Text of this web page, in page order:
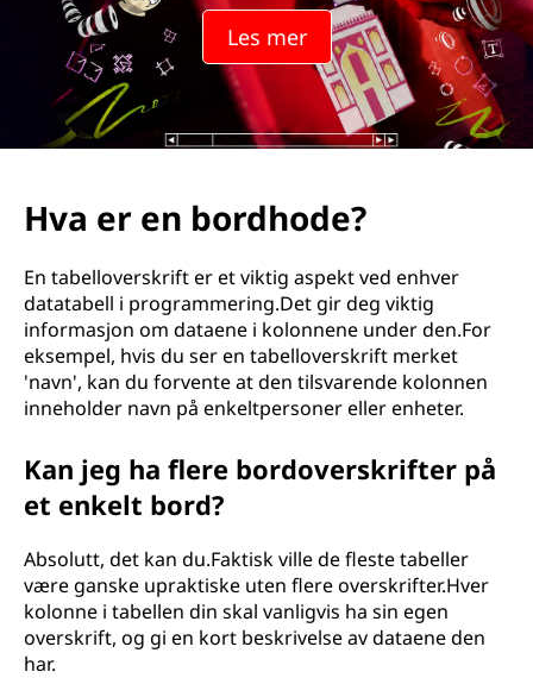
Les mer
Hva er en bordhode?
En tabelloverskrift er et viktig aspekt ved enhver
datatabell i programmering.Det gir deg viktig
informasjon om dataene i kolonnene under den.For
eksempel, hvis du ser en tabelloverskrift merket
'navn', kan du forvente at den tilsvarende kolonnen
inneholder navn på enkeltpersoner eller enheter.
Kan jeg ha flere bordoverskrifter på
et enkelt bord?
Absolutt, det kan du.Faktisk ville de fleste tabeller
være ganske upraktiske uten flere overskrifter.Hver
kolonne i tabellen din skal vanligvis ha sin egen
overskrift, og gi en kort beskrivelse av dataene den
har.